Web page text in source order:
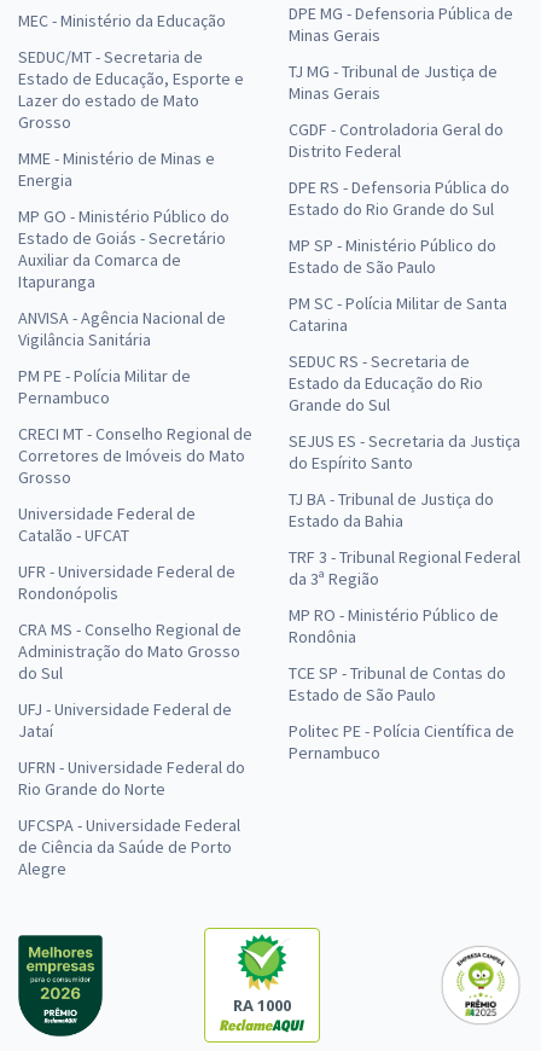
MEC - Ministério da Educação
SEDUC/MT - Secretaria de
Estado de Educação, Esporte e
Lazer do estado de Mato
Grosso
MME - Ministério de Minas e
Energia
MP GO - Ministério Público do
Estado de Goiás - Secretário
Auxiliar da Comarca de
Itapuranga
ANVISA - Agência Nacional de
Vigilância Sanitária
PM PE - Polícia Militar de
Pernambuco
CRECI MT - Conselho Regional de
Corretores de Imóveis do Mato
Grosso
Universidade Federal de
Catalão - UFCAT
UFR - Universidade Federal de
Rondonópolis
CRA MS - Conselho Regional de
Administração do Mato Grosso
do Sul
UFJ - Universidade Federal de
Jataí
UFRN - Universidade Federal do
Rio Grande do Norte
UFCSPA - Universidade Federal
de Ciência da Saúde de Porto
Alegre
DPE MG - Defensoria Pública de
Minas Gerais
TJ MG - Tribunal de Justiça de
Minas Gerais
CGDF - Controladoria Geral do
Distrito Federal
DPE RS - Defensoria Pública do
Estado do Rio Grande do Sul
MP SP - Ministério Público do
Estado de São Paulo
PM SC - Polícia Militar de Santa
Catarina
SEDUC RS - Secretaria de
Estado da Educação do Rio
Grande do Sul
SEJUS ES - Secretaria da Justiça
do Espírito Santo
TJ BA - Tribunal de Justiça do
Estado da Bahia
TRF 3 - Tribunal Regional Federal
da 3ª Região
MP RO - Ministério Público de
Rondônia
TCE SP - Tribunal de Contas do
Estado de São Paulo
Politec PE - Polícia Científica de
Pernambuco
RA 1000